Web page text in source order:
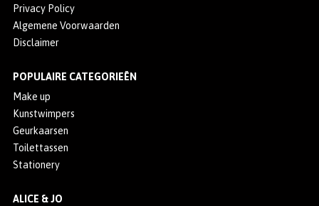
Privacy Policy
Algemene Voorwaarden
Disclaimer
POPULAIRE CATEGORIEËN
Make up
Kunstwimpers
Geurkaarsen
Toilettassen
Stationery
ALICE & JO